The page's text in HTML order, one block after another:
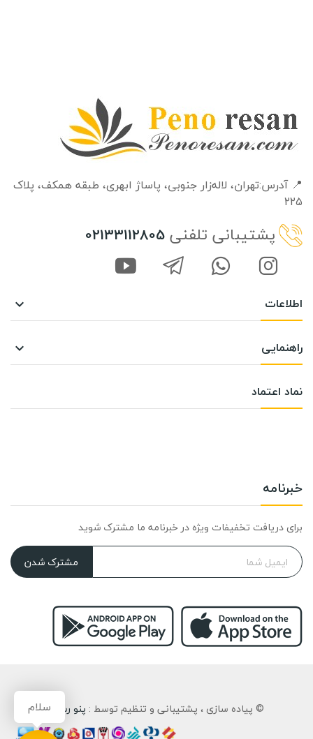
📍 آدرس:تهران، لاله‌زار جنوبی، پاساژ ابهری، طبقه‌ همکف، پلاک
۲۲۵
پشتیبانی تلفنی 02133112805
اطلاعات 
راهنمایی 
نماد اعتماد
خبرنامه
برای دریافت تخفیفات ویژه در خبرنامه ما مشترک شوید
مشترک شدن
© پیاده سازی ، پشتیبانی و تنظیم توسط : پنو رسانسلام